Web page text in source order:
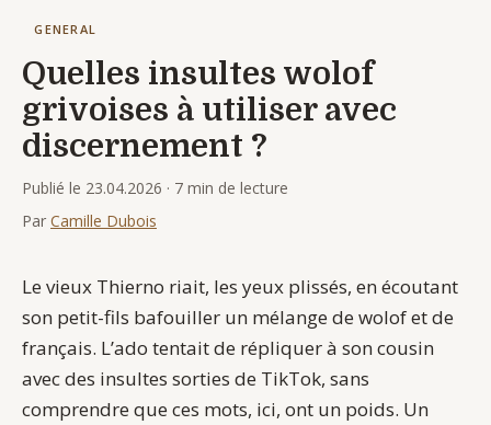
GENERAL
Quelles insultes wolof
grivoises à utiliser avec
discernement ?
Publié le 23.04.2026 · 7 min de lecture
Par Camille Dubois
Le vieux Thierno riait, les yeux plissés, en écoutant
son petit-fils bafouiller un mélange de wolof et de
français. L’ado tentait de répliquer à son cousin
avec des insultes sorties de TikTok, sans
comprendre que ces mots, ici, ont un poids. Un